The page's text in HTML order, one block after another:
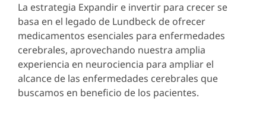
La estrategia Expandir e invertir para crecer se
basa en el legado de Lundbeck de ofrecer
medicamentos esenciales para enfermedades
cerebrales, aprovechando nuestra amplia
experiencia en neurociencia para ampliar el
alcance de las enfermedades cerebrales que
buscamos en beneficio de los pacientes.